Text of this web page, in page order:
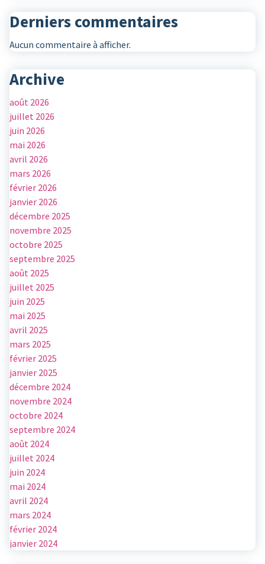
Derniers commentaires
Aucun commentaire à afficher.
Archive
août 2026
juillet 2026
juin 2026
mai 2026
avril 2026
mars 2026
février 2026
janvier 2026
décembre 2025
novembre 2025
octobre 2025
septembre 2025
août 2025
juillet 2025
juin 2025
mai 2025
avril 2025
mars 2025
février 2025
janvier 2025
décembre 2024
novembre 2024
octobre 2024
septembre 2024
août 2024
juillet 2024
juin 2024
mai 2024
avril 2024
mars 2024
février 2024
janvier 2024